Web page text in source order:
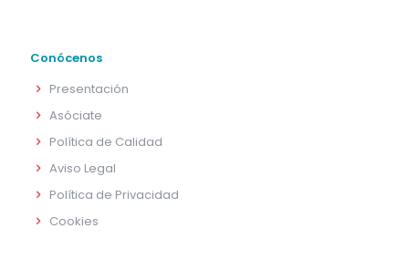
Conócenos
Presentación
Asóciate
Política de Calidad
Aviso Legal
Política de Privacidad
Cookies